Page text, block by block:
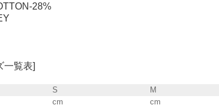
28%
覧表]
S
M
cm
cm